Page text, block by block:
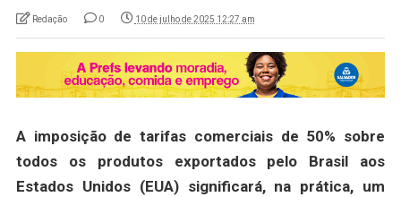
Redação 0 10 de julho de 2025 12:27 am
A imposição de tarifas comerciais de 50% sobre
todos os produtos exportados pelo Brasil aos
Estados Unidos (EUA) significará, na prática, um